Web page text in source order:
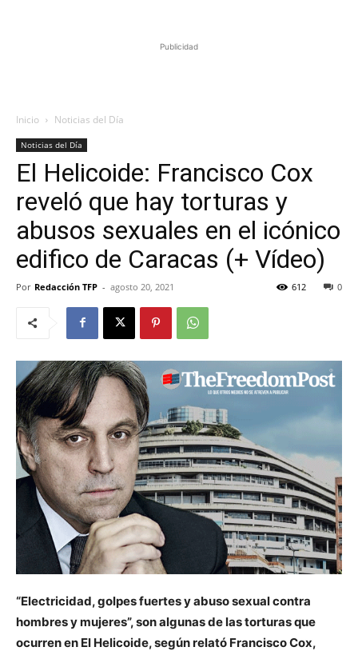
Publicidad
Inicio Noticias del Día
Noticias del Día
El Helicoide: Francisco Cox
reveló que hay torturas y
abusos sexuales en el icónico
edifico de Caracas (+ Vídeo)
Por Redacción TFP - agosto 20, 2021 0
612
“Electricidad, golpes fuertes y abuso sexual contra
hombres y mujeres”, son algunas de las torturas que
ocurren en El Helicoide, según relató Francisco Cox,